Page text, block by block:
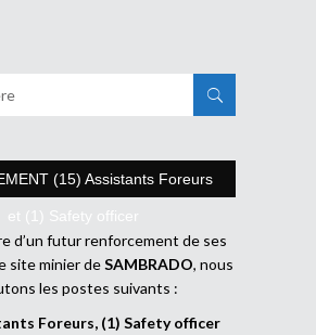
(15) Assistants Foreurs
et (1) Safety officer
d’un futur renforcement de ses
site minier deSAMBRADO, nous
les postes suivants :
Foreurs, (1) Safety officer